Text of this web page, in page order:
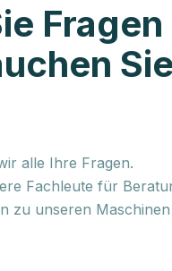
Fragen
Sie
alle Ihre Fragen.
Fachleute für
zu unseren